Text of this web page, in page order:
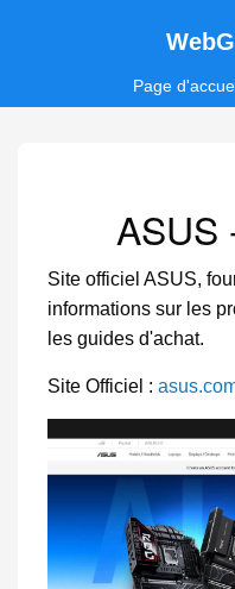
Page
ASUS
Site officiel ASUS,
informations sur les
les guides d'achat.
Site Officiel :